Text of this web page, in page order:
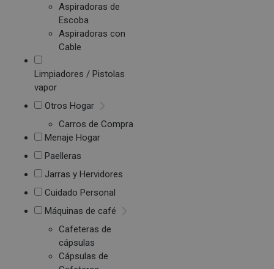
Aspiradoras de
Escoba
Aspiradoras con
Cable
Limpiadores / Pistolas
vapor
Otros Hogar
Carros de Compra
Menaje Hogar
Paelleras
Jarras y Hervidores
Cuidado Personal
Máquinas de café
Cafeteras de
cápsulas
Cápsulas de